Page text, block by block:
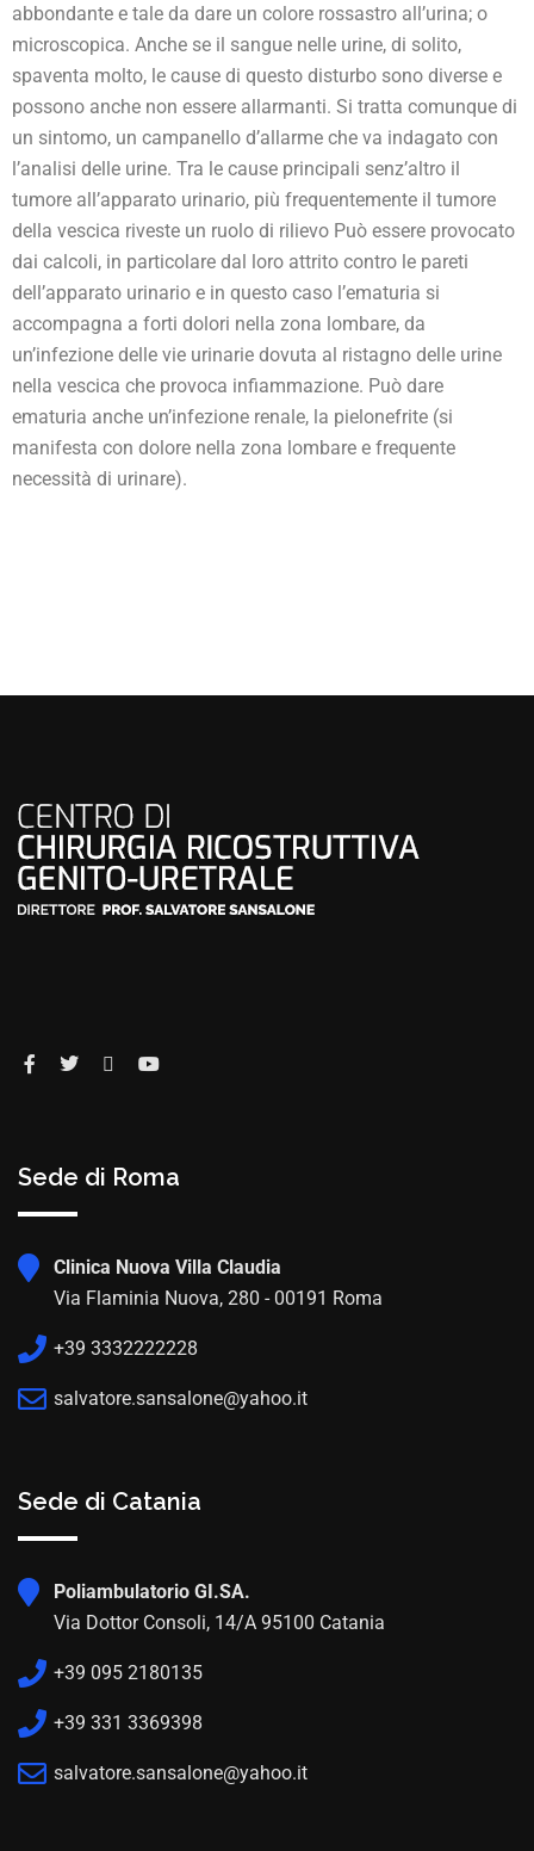
abbondante e tale da dare un colore rossastro all’urina; o
microscopica. Anche se il sangue nelle urine, di solito,
spaventa molto, le cause di questo disturbo sono diverse e
possono anche non essere allarmanti. Si tratta comunque di
un sintomo, un campanello d’allarme che va indagato con
l’analisi delle urine. Tra le cause principali senz’altro il
tumore all’apparato urinario, più frequentemente il tumore
della vescica riveste un ruolo di rilievo Può essere provocato
dai calcoli, in particolare dal loro attrito contro le pareti
dell’apparato urinario e in questo caso l’ematuria si
accompagna a forti dolori nella zona lombare, da
un’infezione delle vie urinarie dovuta al ristagno delle urine
nella vescica che provoca infiammazione. Può dare
ematuria anche un’infezione renale, la pielonefrite (si
manifesta con dolore nella zona lombare e frequente
necessità di urinare).
Sede di Roma
Clinica Nuova Villa Claudia
Via Flaminia Nuova, 280 - 00191 Roma
+39 3332222228
salvatore.sansalone@yahoo.it
Sede di Catania
Poliambulatorio GI.SA.
Via Dottor Consoli, 14/A 95100 Catania
+39 095 2180135
+39 331 3369398
salvatore.sansalone@yahoo.it